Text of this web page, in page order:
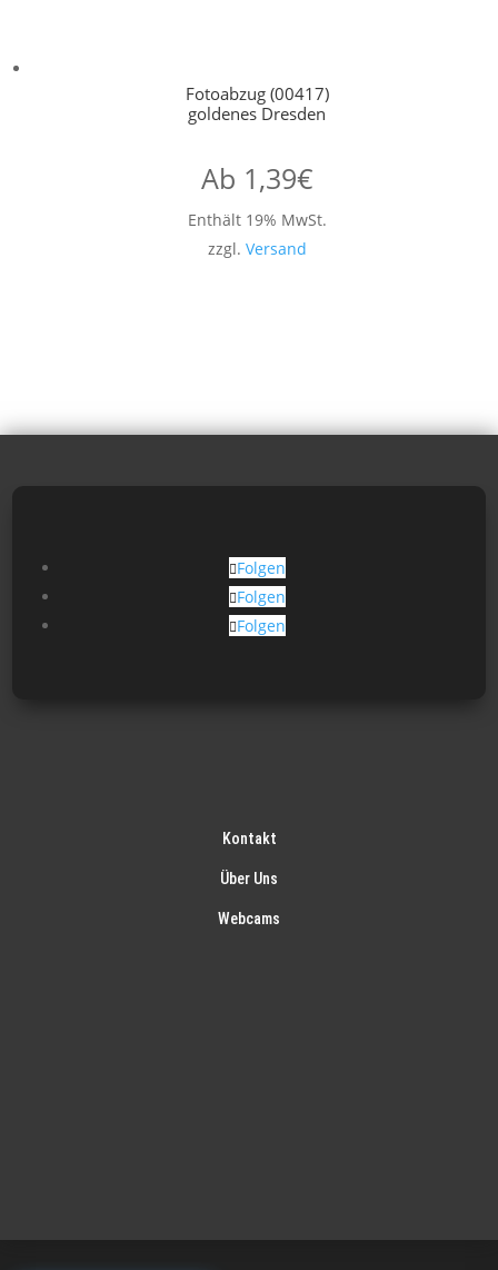
Fotoabzug (00417)
goldenes Dresden
Ab 1,39€
Enthält 19% MwSt.
zzgl. Versand
Folgen
Folgen
Folgen
Kontakt
Über Uns
Webcams